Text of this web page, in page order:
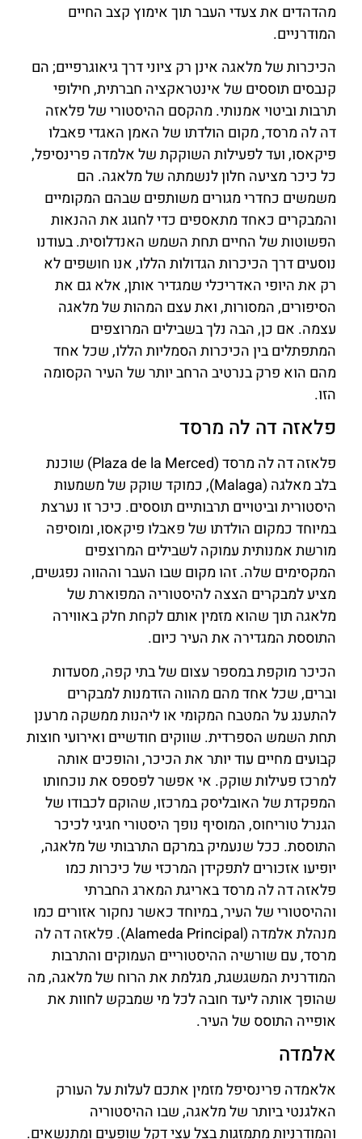
מהדהדים את צעדי העבר תוך אימוץ קצב החיים
המודרניים.
הכיכרות של מלאגה אינן רק ציוני דרך גיאוגרפיים; הם
קנבסים תוססים של אינטראקציה חברתית, חילופי
תרבות וביטוי אמנותי. מהקסם ההיסטורי של פלאזה
דה לה מרסד, מקום הולדתו של האמן האגדי פאבלו
פיקאסו, ועד לפעילות השוקקת של אלמדה פרינסיפל,
כל כיכר מציעה חלון לנשמתה של מלאגה. הם
משמשים כחדרי מגורים משותפים שבהם המקומיים
והמבקרים כאחד מתאספים כדי לחגוג את ההנאות
הפשוטות של החיים תחת השמש האנדלוסית. בעודנו
נוסעים דרך הכיכרות הגדולות הללו, אנו חושפים לא
רק את היופי האדריכלי שמגדיר אותן, אלא גם את
הסיפורים, המסורות, ואת עצם המהות של מלאגה
עצמה. אם כן, הבה נלך בשבילים המרוצפים
המתפתלים בין הכיכרות הסמליות הללו, שכל אחד
מהם הוא פרק בנרטיב הרחב יותר של העיר הקסומה
הזו.
פלאזה דה לה מרסד
פלאזה דה לה מרסד (Plaza de la Merced) שוכנת
בלב מאלגה (Malaga), כמוקד שוקק של משמעות
היסטורית וביטויים תרבותיים תוססים. כיכר זו נערצת
במיוחד כמקום הולדתו של פאבלו פיקאסו, ומוסיפה
מורשת אמנותית עמוקה לשבילים המרוצפים
המקסימים שלה. זהו מקום שבו העבר וההווה נפגשים,
מציע למבקרים הצצה להיסטוריה המפוארת של
מלאגה תוך שהוא מזמין אותם לקחת חלק באווירה
התוססת המגדירה את העיר כיום.
הכיכר מוקפת במספר עצום של בתי קפה, מסעדות
וברים, שכל אחד מהם מהווה הזדמנות למבקרים
להתענג על המטבח המקומי או ליהנות ממשקה מרענן
תחת השמש הספרדית. שווקים חודשיים ואירועי חוצות
קבועים מחיים עוד יותר את הכיכר, והופכים אותה
למרכז פעילות שוקק. אי אפשר לפספס את נוכחותו
המפקדת של האובליסק במרכזו, שהוקם לכבודו של
הגנרל טוריחוס, המוסיף נופך היסטורי חגיגי לכיכר
התוססת. ככל שנעמיק במרקם התרבותי של מלאגה,
יופיעו אזכורים לתפקידן המרכזי של כיכרות כמו
פלאזה דה לה מרסד באריגת המארג החברתי
וההיסטורי של העיר, במיוחד כאשר נחקור אזורים כמו
מנהלת אלמדה (Alameda Principal). פלאזה דה לה
מרסד, עם שורשיה ההיסטוריים העמוקים והתרבות
המודרנית המשגשגת, מגלמת את הרוח של מלאגה, מה
שהופך אותה ליעד חובה לכל מי שמבקש לחוות את
אופייה התוסס של העיר.
אלמדה
אלאמדה פרינסיפל מזמין אתכם לעלות על העורק
האלגנטי ביותר של מלאגה, שבו ההיסטוריה
והמודרניות מתמזגות בצל עצי דקל שופעים ומתנשאים.